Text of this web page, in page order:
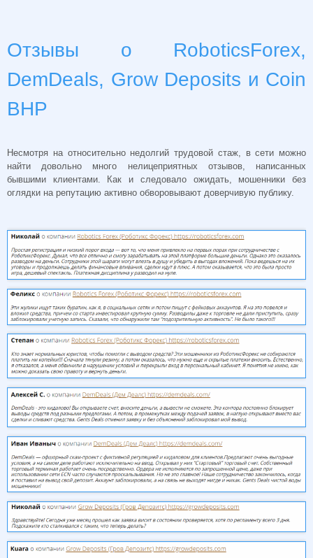
Отзывы о RoboticsForex,
DemDeals, Grow Deposits и Coin
BHP
Несмотря на относительно недолгий трудовой стаж, в сети можно
найти довольно много нелицеприятных отзывов, написанных
бывшими клиентами. Как и следовало ожидать, мошенники без
оглядки на репутацию активно обворовывают доверчивую публику.